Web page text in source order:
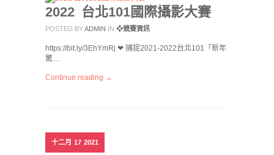
2022 台北101國際攝影大賽
POSTED BYADMIN IN ❖競賽資訊
https://bit.ly/3EhYmRj ❤ 捕捉2021-2022台北101「新年
驚…
Continue reading →
十二月 17 2021